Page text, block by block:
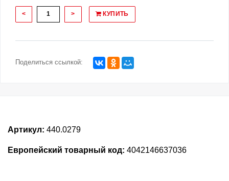
< > КУПИТЬ
Поделиться ссылкой:
Артикул: 440.0279
Европейский товарный код: 4042146637036